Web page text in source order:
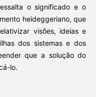
o significado e o
heideggeriano, que
visões, ideias e
dos sistemas e dos
que a solução do
lo.